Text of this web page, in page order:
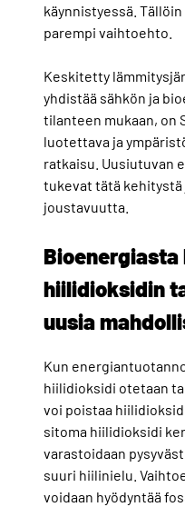
käynnistyessä.
parempi vaihtoehto.
Keskitetty
yhdistää sähkön ja
tilanteen mukaan, on
luotettava ja
ratkaisu. Uusiutuvan
tukevat tätä
joustavuutta.
hiilidioksidin
uusia
Kun
hiilidioksidi otetaan
voi poistaa
sitoma hiilidioksidi
varastoidaan
suuri hiilinielu.
voidaan hyödyntää